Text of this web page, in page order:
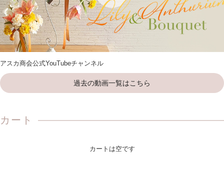
アスカ商会公式YouTubeチャンネル
過去の動画一覧はこちら
カート
カートは空です